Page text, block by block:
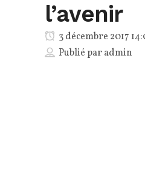
l’avenir
3 décembre 2017
Publié paradmin